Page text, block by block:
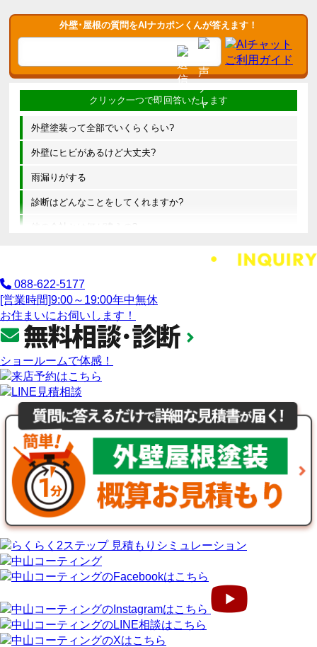
外壁･屋根の質問をAIナカポンくんが答えます！
外壁塗装って全部でいくらくらい?
外壁にヒビがあるけど大丈夫?
雨漏りがする
診断はどんなことをしてくれますか?
他の会社とは何が違うの?
088-622-5177
[営業時間]9:00～19:00年中無休
お住まいにお伺いします！
ショールームで体感！